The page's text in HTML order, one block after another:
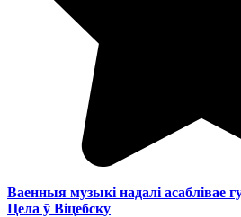
Ваенныя музыкі надалі асаблівае
Цела ў Віцебску